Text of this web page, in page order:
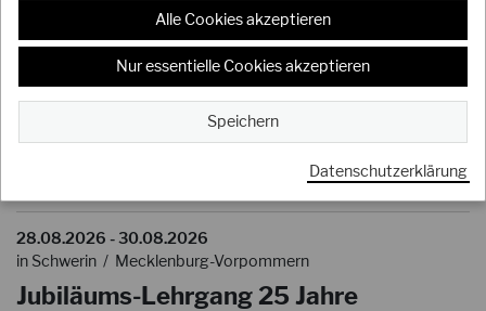
Alle Cookies akzeptieren
Nur essentielle Cookies akzeptieren
Speichern
Datenschutzerklärung
in Lehrte / Niedersachsen
Karate-Lehrgang mit Thomas
28.08.2026 - 30.08.2026
in Schwerin / Mecklenburg-Vorpommern
Jubiläums-Lehrgang 25 Jahre